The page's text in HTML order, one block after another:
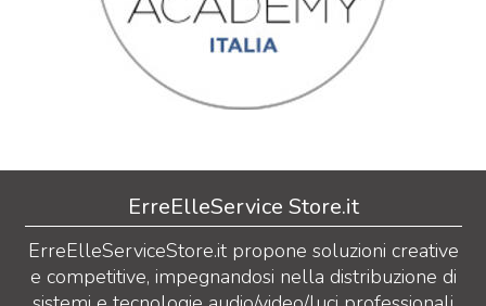
ErreElleService Store.it
ErreElleServiceStore.it propone soluzioni creative
e competitive, impegnandosi nella distribuzione di